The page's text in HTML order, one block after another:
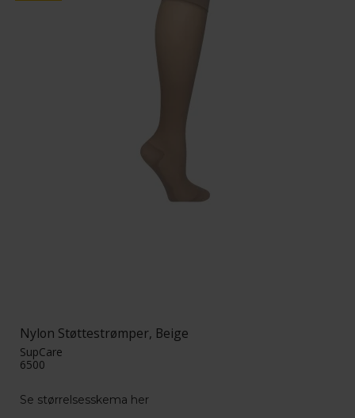
Nylon Støttestrømper, Beige
SupCare
6500
Se størrelsesskema her